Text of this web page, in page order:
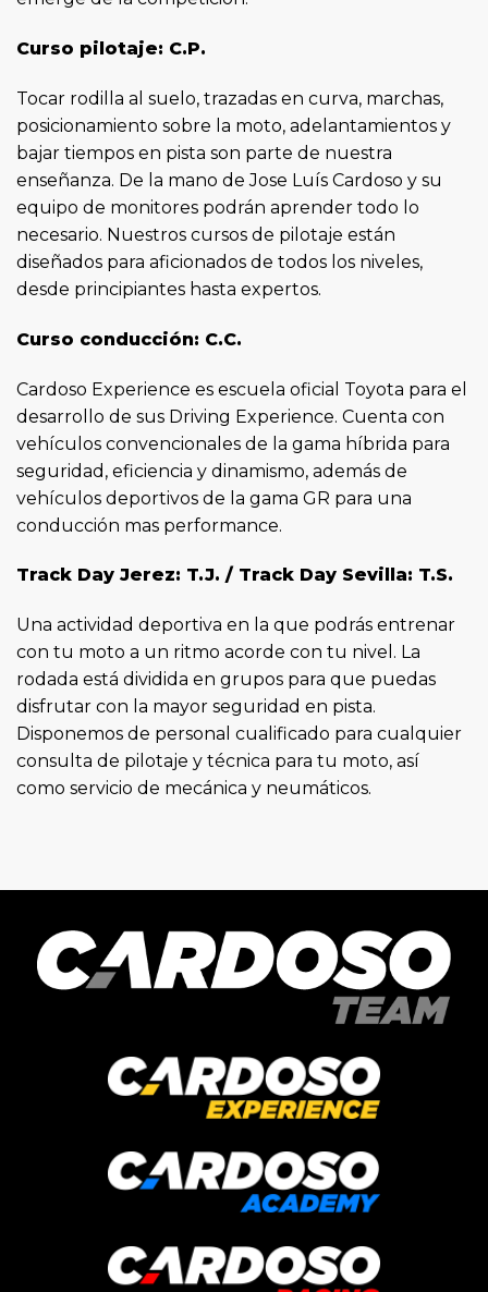
⁠Curso pilotaje: C.P.
Tocar rodilla al suelo, trazadas en curva, marchas,
posicionamiento sobre la moto, adelantamientos y
bajar tiempos en pista son parte de nuestra
enseñanza. De la mano de Jose Luís Cardoso y su
equipo de monitores podrán aprender todo lo
necesario. Nuestros cursos de pilotaje están
diseñados para aficionados de todos los niveles,
desde principiantes hasta expertos.
Curso conducción: C.C.
Cardoso Experience es escuela oficial Toyota para el
desarrollo de sus Driving Experience. Cuenta con
vehículos convencionales de la gama híbrida para
seguridad, eficiencia y dinamismo, además de
vehículos deportivos de la gama GR para una
conducción mas performance.
Track Day Jerez: T.J. / Track Day Sevilla: T.S.
Una actividad deportiva en la que podrás entrenar
con tu moto a un ritmo acorde con tu nivel. La
rodada está dividida en grupos para que puedas
disfrutar con la mayor seguridad en pista.
Disponemos de personal cualificado para cualquier
consulta de pilotaje y técnica para tu moto, así
como servicio de mecánica y neumáticos.